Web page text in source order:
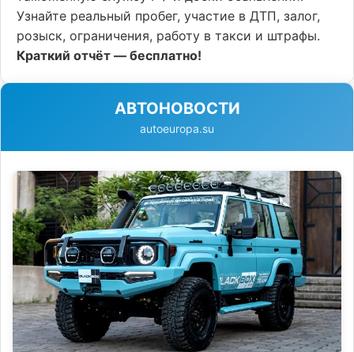
Узнайте реальный пробег, участие в ДТП, залог,
розыск, ограничения, работу в такси и штрафы.
Краткий отчёт — бесплатно!
АВТОНОВОСТИ
autoeuropa.su